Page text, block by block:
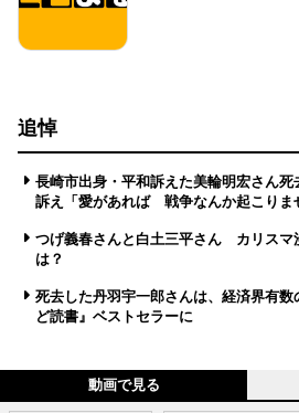
追悼
長崎市出身・平和訴えた美輪明宏さん
訴え「愛があれば 戦争なんか起こりま
つげ義春さんと白土三平さん カリスマ
は？
死去した丹羽宇一郎さんは、経済界有
ど読書』ベストセラーに
動画で見る